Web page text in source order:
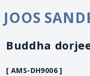
JOOS
Buddha
[ AMS-DH9006 ]